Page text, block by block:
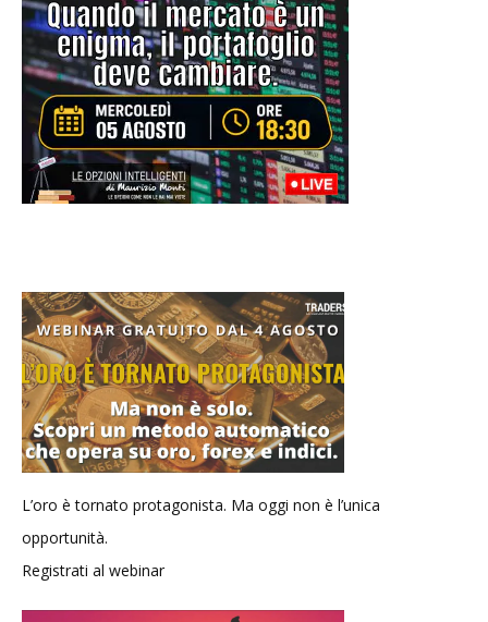
L’oro è tornato protagonista. Ma oggi non è l’unica
opportunità.
Registrati al webinar